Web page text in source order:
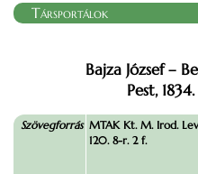
Társportálok
Bajza József –
Pest,
Szövegforrás MTAK Kt. M. Irod.
120. 8-r. 2 f.